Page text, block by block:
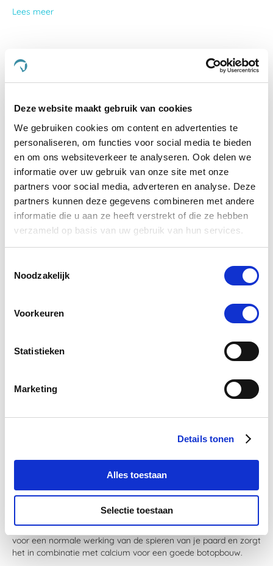
Deze website maakt gebruik van cookies
We gebruiken cookies om content en advertenties te
personaliseren, om functies voor social media te bieden
en om ons websiteverkeer te analyseren. Ook delen we
informatie over uw gebruik van onze site met onze
partners voor social media, adverteren en analyse. Deze
partners kunnen deze gegevens combineren met andere
informatie die u aan ze heeft verstrekt of die ze hebben
verzameld op basis van uw gebruik van hun services.
Noodzakelijk
Voorkeuren
Statistieken
Marketing
Details tonen
Alles toestaan
Selectie toestaan
Lees meer
HOPE for Horses: Spanning
17 apr 2017
Voor velen van ons is het een normale zaak om op je paard te
klimmen om een lekker stukje te gaan rijden. Daar denk je dan
eigenlijk helemaal niet zo bij na.
aanvullen
20 mrt 2017
Magnesium is een belangrijk mineraal met vele verschillende
werkingen. Zo is het belangrijk voor het zenuwstelsel, zorgt het
voor een normale werking van de spieren van je paard en zorgt
het in combinatie met calcium voor een goede botopbouw.